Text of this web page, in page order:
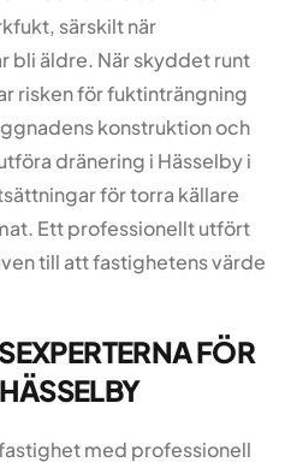
särskilt när
bli äldre. När skyddet runt
risken för fuktinträngning
konstruktion och
dränering i Hässelby i
för torra källare
Ett professionellt utfört
till att fastighetens värde
FÖR
med professionell